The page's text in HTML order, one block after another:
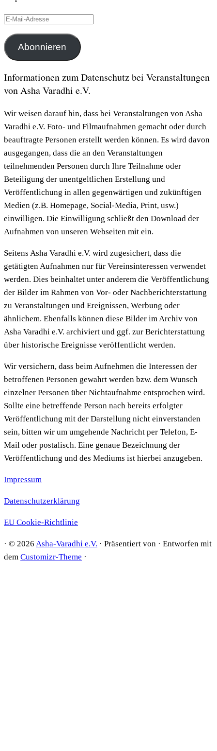
E-
Mail-
AdresseAbonnieren
Informationen zum Datenschutz bei Veranstaltungen
von Asha Varadhi e.V.
Wir weisen darauf hin, dass bei Veranstaltungen von Asha
Varadhi e.V. Foto- und Filmaufnahmen gemacht oder durch
beauftragte Personen erstellt werden können. Es wird davon
ausgegangen, dass die an den Veranstaltungen
teilnehmenden Personen durch Ihre Teilnahme oder
Beteiligung der unentgeltlichen Erstellung und
Veröffentlichung in allen gegenwärtigen und zukünftigen
Medien (z.B. Homepage, Social-Media, Print, usw.)
einwilligen. Die Einwilligung schließt den Download der
Aufnahmen von unseren Webseiten mit ein.
Seitens Asha Varadhi e.V. wird zugesichert, dass die
getätigten Aufnahmen nur für Vereinsinteressen verwendet
werden. Dies beinhaltet unter anderem die Veröffentlichung
der Bilder im Rahmen von Vor- oder Nachberichterstattung
zu Veranstaltungen und Ereignissen, Werbung oder
ähnlichem. Ebenfalls können diese Bilder im Archiv von
Asha Varadhi e.V. archiviert und ggf. zur Berichterstattung
über historische Ereignisse veröffentlicht werden.
Wir versichern, dass beim Aufnehmen die Interessen der
betroffenen Personen gewahrt werden bzw. dem Wunsch
einzelner Personen über Nichtaufnahme entsprochen wird.
Sollte eine betreffende Person nach bereits erfolgter
Veröffentlichung mit der Darstellung nicht einverstanden
sein, bitten wir um umgehende Nachricht per Telefon, E-
Mail oder postalisch. Eine genaue Bezeichnung der
Veröffentlichung und des Mediums ist hierbei anzugeben.
Impressum
Datenschutzerklärung
EU Cookie-Richtlinie
· © 2026 Asha-Varadhi e.V. · Präsentiert von · Entworfen mit
dem Customizr-Theme ·